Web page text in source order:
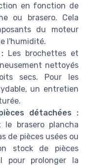
en fonction de
ou brasero. Cela
du moteur
l'humidité.
Les brochettes et
nettoyés
secs. Pour les
un entretien
détachées :
brasero plancha
de pièces usées ou
stock de pièces
pour prolonger la